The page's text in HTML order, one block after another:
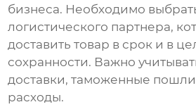
бизнеса. Необходимо
логистического партнера,
доставить товар в срок и в
сохранности. Важно
доставки, таможенные
расходы.